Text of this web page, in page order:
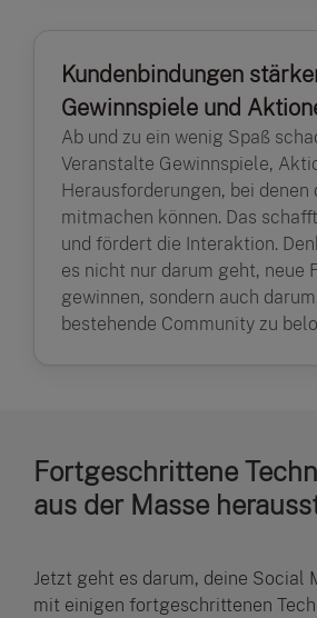
Kundenbindungen
Gewinnspiele und
Ab und zu ein wenig Spaß
Veranstalte Gewinnspiele,
Herausforderungen, bei denen
mitmachen können. Das
und fördert die Interaktion.
es nicht nur darum geht, neue
gewinnen, sondern auch
bestehende Community zu
Fortgeschrittene
aus der Masse
Jetzt geht es darum, deine Social
mit einigen fortgeschrittenen